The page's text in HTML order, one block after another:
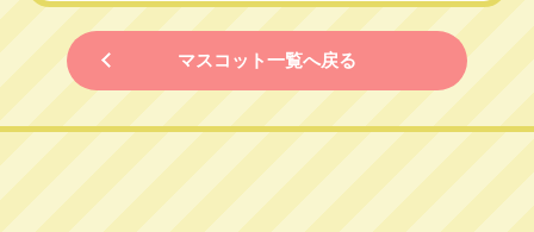
マスコット一覧へ戻る